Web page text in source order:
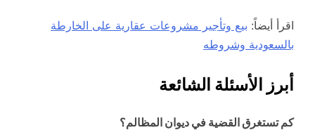
اقرأ أيضاً: بيع وتأجير مشروعات عقارية على الخارطة
بالسعودية وشروطه
أبرز الأسئلة الشائعة
كم تستغرق القضية في ديوان المظالم؟